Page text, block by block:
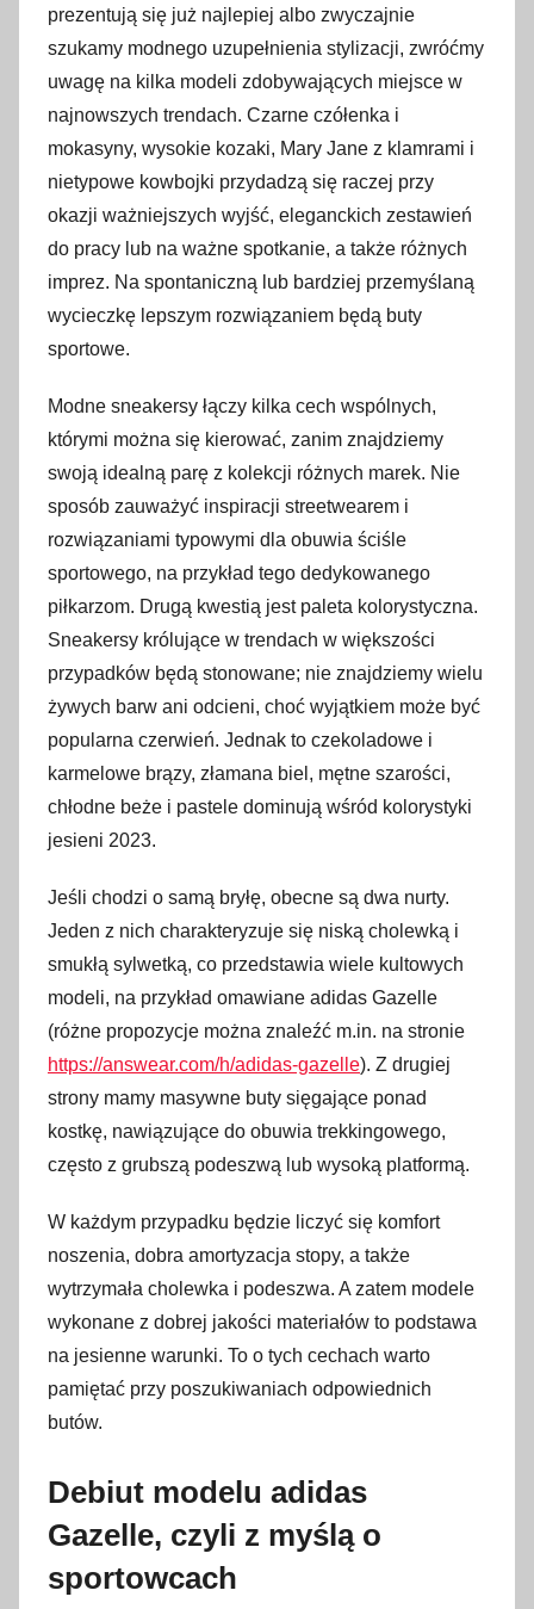
prezentują się już najlepiej albo zwyczajnie
szukamy modnego uzupełnienia stylizacji, zwróćmy
uwagę na kilka modeli zdobywających miejsce w
najnowszych trendach. Czarne czółenka i
mokasyny, wysokie kozaki, Mary Jane z klamrami i
nietypowe kowbojki przydadzą się raczej przy
okazji ważniejszych wyjść, eleganckich zestawień
do pracy lub na ważne spotkanie, a także różnych
imprez. Na spontaniczną lub bardziej przemyślaną
wycieczkę lepszym rozwiązaniem będą buty
sportowe.
Modne sneakersy łączy kilka cech wspólnych,
którymi można się kierować, zanim znajdziemy
swoją idealną parę z kolekcji różnych marek. Nie
sposób zauważyć inspiracji streetwearem i
rozwiązaniami typowymi dla obuwia ściśle
sportowego, na przykład tego dedykowanego
piłkarzom. Drugą kwestią jest paleta kolorystyczna.
Sneakersy królujące w trendach w większości
przypadków będą stonowane; nie znajdziemy wielu
żywych barw ani odcieni, choć wyjątkiem może być
popularna czerwień. Jednak to czekoladowe i
karmelowe brązy, złamana biel, mętne szarości,
chłodne beże i pastele dominują wśród kolorystyki
jesieni 2023.
Jeśli chodzi o samą bryłę, obecne są dwa nurty.
Jeden z nich charakteryzuje się niską cholewką i
smukłą sylwetką, co przedstawia wiele kultowych
modeli, na przykład omawiane adidas Gazelle
(różne propozycje można znaleźć m.in. na stronie
https://answear.com/h/adidas-gazelle). Z drugiej
strony mamy masywne buty sięgające ponad
kostkę, nawiązujące do obuwia trekkingowego,
często z grubszą podeszwą lub wysoką platformą.
W każdym przypadku będzie liczyć się komfort
noszenia, dobra amortyzacja stopy, a także
wytrzymała cholewka i podeszwa. A zatem modele
wykonane z dobrej jakości materiałów to podstawa
na jesienne warunki. To o tych cechach warto
pamiętać przy poszukiwaniach odpowiednich
butów.
Debiut modelu adidas
Gazelle, czyli z myślą o
sportowcach